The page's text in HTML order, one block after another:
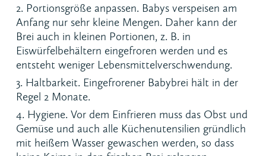
Portionsgröße anpassen. Babys verspeisen am
Anfang nur sehr kleine Mengen. Daher kann der
Brei auch in kleinen Portionen, z. B. in
Eiswürfelbehältern eingefroren werden und es
entsteht weniger Lebensmittelverschwendung.
Haltbarkeit. Eingefrorener Babybrei hält in der
Regel 2 Monate.
Hygiene. Vor dem Einfrieren muss das Obst und
Gemüse und auch alle Küchenutensilien gründlich
mit heißem Wasser gewaschen werden, so dass